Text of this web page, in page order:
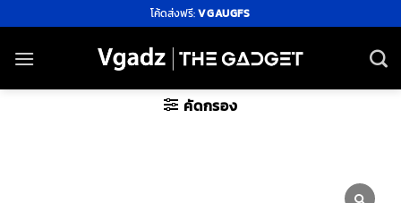
ไป
ยัง
โค้ดส่งฟรี:VGAUGFS
คัดกรอง